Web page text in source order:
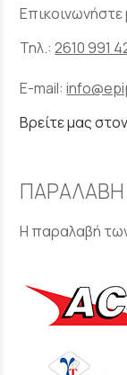
Επικοινωνήστε
Τηλ.:2610 991
E-mail:
Βρείτε μας
Η παραλαβή